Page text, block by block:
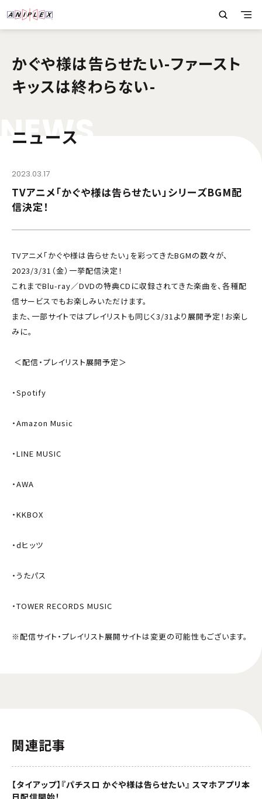
かぐや様は告らせたい-ファースト
キッスは終わらない-
NEWS
ニュース
2023.03.17
TVアニメ「かぐや様は告らせたい」シリーズBGM配
信決定！
TVアニメ「かぐや様は告らせたい」を彩ってきたBGMの数々が、
2023/3/31（金）一挙配信決定！
これまでBlu-ray／DVDの特典CDに収録されてきた楽曲を、各種配
信サービスでもお楽しみいただけます。
また、一部サイトではプレイリストも同じく3/31より展開予定！お楽し
みに。
＜配信・プレイリスト展開予定＞
・Spotify
・Amazon Music
・LINE MUSIC
・AWA
・KKBOX
・dヒッツ
・うたパス
・TOWER RECORDS MUSIC
※配信サイト・プレイリスト展開サイトは変更の可能性もございます。
関連記事
【タイアップ】『パチスロ かぐや様は告らせたい』 スマホアプリ本
日配信開始！